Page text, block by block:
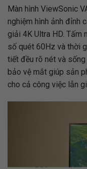
Màn hình ViewSonic
nghiệm hình ảnh đỉnh
giải 4K Ultra HD. Tấm
số quét 60Hz và thời
tiết đều rõ nét và
bảo vệ mắt giúp sản
cho cả công việc lẫn